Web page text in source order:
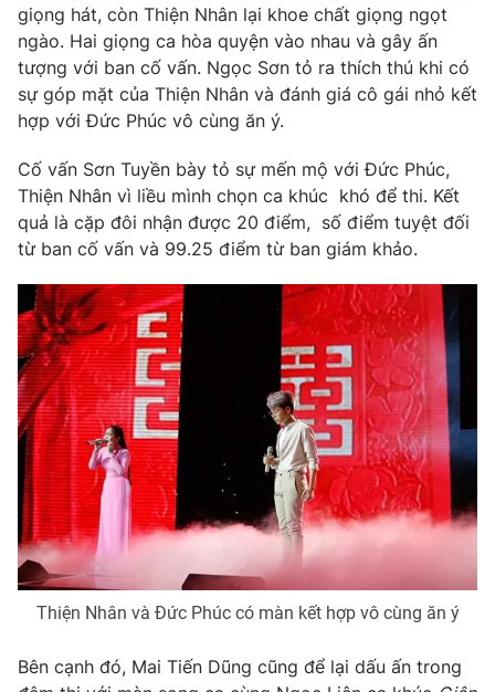
Video Shorts video
VTV Money VTV Thể thao
Thị trường 24h Tấm lòng Việt
VTV4 Vươn mình bằng AI
VTV9 VTV8
Liên hệ tòa soạn English
THỜI BÁO VTV
giọng hát, còn Thiện Nhân lại khoe chất giọng ngọt
ngào. Hai giọng ca hòa quyện vào nhau và gây ấn
tượng với ban cố vấn. Ngọc Sơn tỏ ra thích thú khi có
sự góp mặt của Thiện Nhân và đánh giá cô gái nhỏ kết
hợp với Đức Phúc vô cùng ăn ý.
Cố vấn Sơn Tuyền bày tỏ sự mến mộ với Đức Phúc,
Thiện Nhân vì liều mình chọn ca khúc khó để thi. Kết
quả là cặp đôi nhận được 20 điểm, số điểm tuyệt đối
từ ban cố vấn và 99.25 điểm từ ban giám khảo.
Thiện Nhân và Đức Phúc có màn kết hợp vô cùng ăn ý
Bên cạnh đó, Mai Tiến Dũng cũng để lại dấu ấn trong